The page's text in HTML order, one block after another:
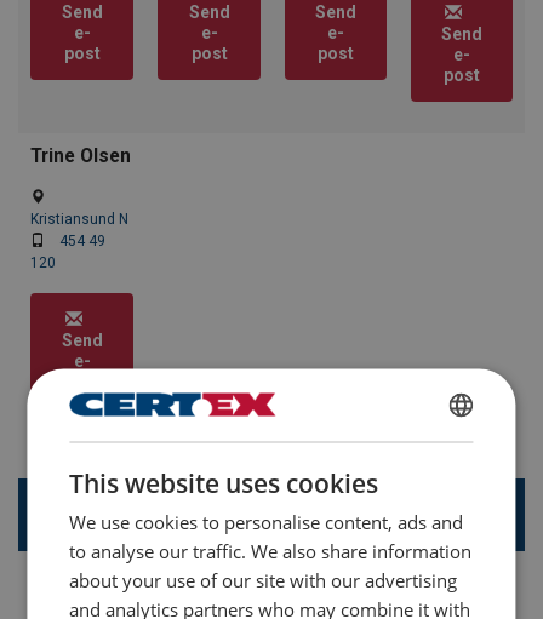
Send
e-
post
Send
e-
post
Send
e-
post
Send
e-
post
Trine Olsen
Kristiansund N
454 49
120
Send
e-
Offshore og Fornybart
Ann Helen
Einar Osen Kai Greve
Bergen
Kjetil
Baadsvik
ENGLISH
ENGLISH TRANSLATION
This website uses cookies
We use cookies to personalise content, ads and
to analyse our traffic. We also share information
about your use of our site with our advertising
and analytics partners who may combine it with